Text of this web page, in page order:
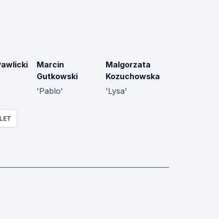
Marcin
Gutkowski
'Pablo'
Malgorzata
Kozuchowska
'Lysa'